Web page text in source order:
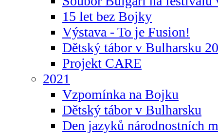
15 let bez Bojky
Výstava - To je Fusion!
Dětský tábor v Bulharsku
Projekt CARE
2021
Vzpomínka na Bojku
Dětský tábor v Bulharsku
Den jazyků národnostních